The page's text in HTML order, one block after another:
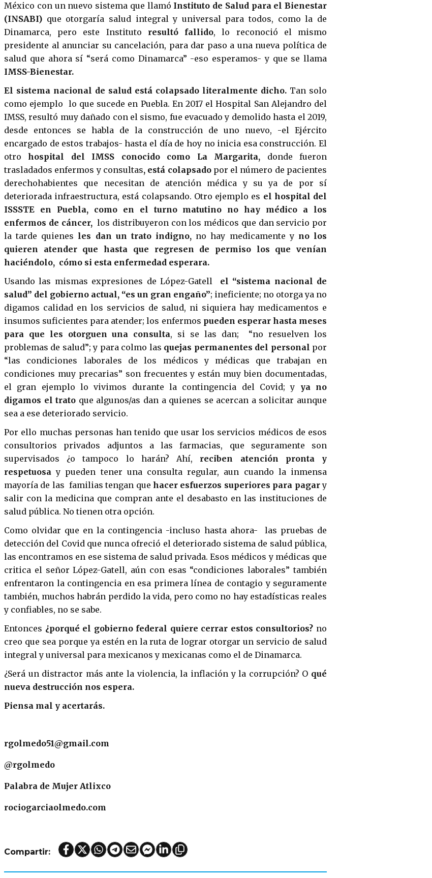
México con un nuevo sistema que llamó Instituto de Salud para el Bienestar
(INSABI) que otorgaría salud integral y universal para todos, como la de
Dinamarca, pero este Instituto resultó fallido, lo reconoció el mismo
presidente al anunciar su cancelación, para dar paso a una nueva política de
salud que ahora sí “será como Dinamarca” -eso esperamos- y que se llama
IMSS-Bienestar.
El sistema nacional de salud está colapsado literalmente dicho. Tan solo
como ejemplo lo que sucede en Puebla. En 2017 el Hospital San Alejandro del
IMSS, resultó muy dañado con el sismo, fue evacuado y demolido hasta el 2019,
desde entonces se habla de la construcción de uno nuevo, -el Ejército
encargado de estos trabajos- hasta el día de hoy no inicia esa construcción. El
otrohospital del IMSS conocido como La Margarita, donde fueron
trasladados enfermos y consultas, está colapsadopor el número de pacientes
derechohabientes que necesitan de atención médica y su ya de por sí
deteriorada infraestructura, está colapsando. Otro ejemplo es el hospital del
ISSSTE en Puebla, como en el turno matutino no hay médico a los
enfermos de cáncer, los distribuyeron con los médicos que dan servicio por
la tarde quienes les dan un trato indigno, no hay medicamente y no los
quieren atender que hasta que regresen de permiso los que venían
haciéndolo, cómo si esta enfermedad esperara.
Usando las mismas expresiones de López-Gatell el “sistema nacional de
salud” del gobierno actual, “es un gran engaño”; ineficiente; no otorga ya no
digamos calidad en los servicios de salud, ni siquiera hay medicamentos e
insumos suficientes para atender; los enfermos pueden esperar hasta meses
para que les otorguen una consulta, si se las dan; “no resuelven los
problemas de salud”; y para colmo las quejas permanentes del personal por
“las condiciones laborales de los médicos y médicas que trabajan en
condiciones muy precarias” son frecuentes y están muy bien documentadas,
el gran ejemplo lo vivimos durante la contingencia del Covid; y ya no
digamos el trato que algunos/as dan a quienes se acercan a solicitar aunque
sea a ese deteriorado servicio.
Por ello muchas personas han tenido que usar los servicios médicos de esos
consultorios privados adjuntos a las farmacias, que seguramente son
supervisados ¿o tampoco lo harán? Ahí, reciben atención pronta y
respetuosa y pueden tener una consulta regular, aun cuando la inmensa
mayoría de las familias tengan que hacer esfuerzos superiores para pagary
salir con la medicina que compran ante el desabasto en las instituciones de
salud pública. No tienen otra opción.
Como olvidar que en la contingencia -incluso hasta ahora- las pruebas de
detección del Covid que nunca ofreció el deteriorado sistema de salud pública,
las encontramos en ese sistema de salud privada. Esos médicos y médicas que
critica el señor López-Gatell, aún con esas “condiciones laborales” también
enfrentaron la contingencia en esa primera línea de contagio y seguramente
también, muchos habrán perdido la vida, pero como no hay estadísticas reales
y confiables, no se sabe.
Entonces ¿porqué el gobierno federal quiere cerrar estos consultorios? no
creo que sea porque ya estén en la ruta de lograr otorgar un servicio de salud
integral y universal para mexicanos y mexicanas como el de Dinamarca.
¿Será un distractor más ante la violencia, la inflación y la corrupción? O qué
nueva destrucción nos espera.
Piensa mal y acertarás.
rgolmedo51@gmail.com
@rgolmedo
Palabra de Mujer Atlixco
rociogarciaolmedo.com
Compartir: